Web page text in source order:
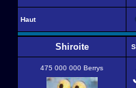
Haut
Shiroite
475 000 000 Berrys